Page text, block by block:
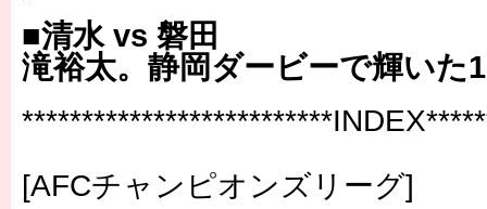
■清水 vs 磐田
滝裕太。静岡ダービーで輝いた
[AFCチャンピオンズリーグ]